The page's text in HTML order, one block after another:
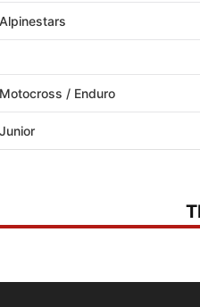
Alpinestars
Motocross / Enduro
Junior